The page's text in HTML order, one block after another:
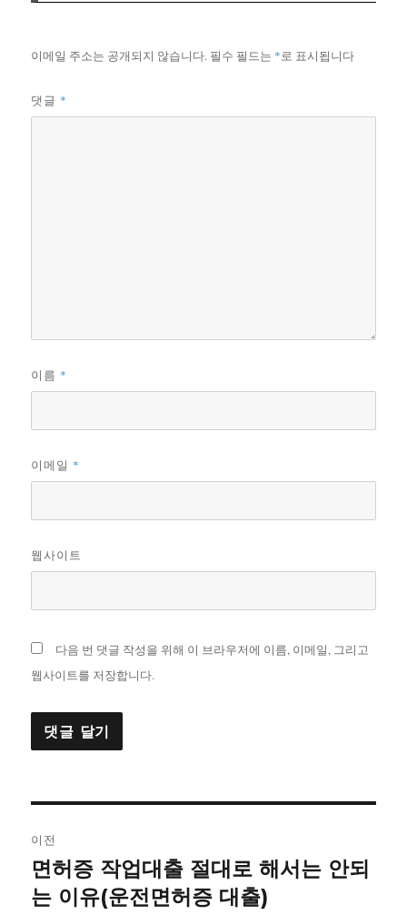
이메일 주소는 공개되지 않습니다. 필수 필드는 *로 표시됩니다
댓글 *
이름 *
이메일 *
웹사이트
다음 번 댓글 작성을 위해 이 브라우저에 이름, 이메일, 그리고
웹사이트를 저장합니다.
내
비
이전
이
전
면허증 작업대출 절대로 해서는 안되
는 이유(운전면허증 대출)